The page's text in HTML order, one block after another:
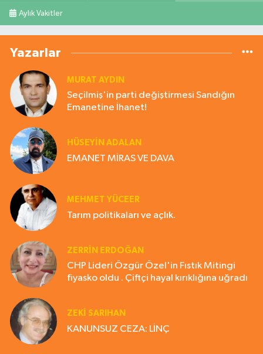
Aylık Vakitler
Yazarlar
MURAT AYDIN
Seçilmiş'in parti değiştirmesi Sandığın
Emanetine İhanet!
HÜSEYIN ADALAN
EMANET MİRAS VE DAVA
MEHMET YÜCEER
Tarım politikaları ve açlık.
ZERRIN ERDOĞAN
CHP Lideri Özgür Özel'in Fıstık Mitingi
fiyasko oldu . Çiftçi hayal kırıklığına uğradı
ZEKI SARIHAN
KANUNSUZ CEZA: LİNÇ